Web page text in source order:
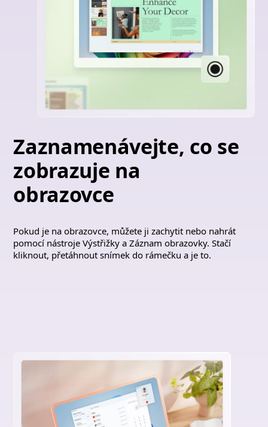
Zaznamenávejte, co se
zobrazuje na
obrazovce
Pokud je na obrazovce, můžete ji zachytit nebo nahrát
pomocí nástroje Výstřižky a Záznam obrazovky. Stačí
kliknout, přetáhnout snímek do rámečku a je to.